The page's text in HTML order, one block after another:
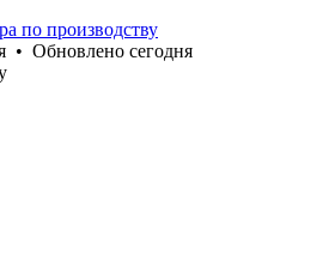
по производству
• Обновлено сегодня